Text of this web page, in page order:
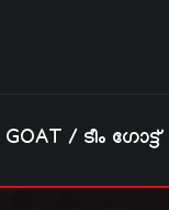
GOAT / ടീം ഗോട്ട്